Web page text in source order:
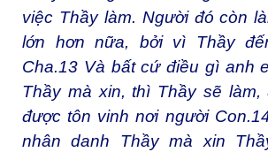
việc Thầy làm. Người đó còn
lớn hơn nữa, bởi vì Thầy
Cha.13 Và bất cứ điều gì anh
Thầy mà xin, thì Thầy sẽ làm,
được tôn vinh nơi người Con.
nhân danh Thầy mà xin